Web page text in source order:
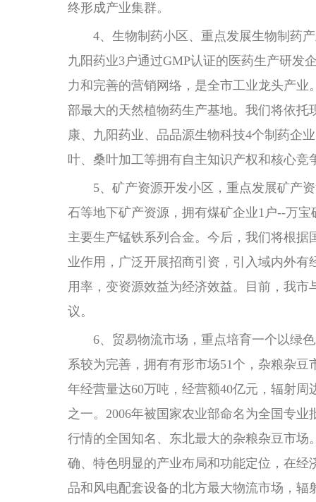
终形成产业集群。
4、生物制药小区、重点发展生物制药产
九阳药业3户通过GMP认证的医药生产研发
力和完善的营销网络，是全市工业龙头产
部最大的天然植物药生产基地。我们将依
康、九阳药业、品品源生物科技4个制药企
叶、桑叶加工等拥有自主知识产权和核心
5、矿产资源开发小区，重点发展矿产资
石等地下矿产资源，拥有煤矿企业1户--万
主要生产锰铁系列合金。今后，我们将根
业作用，广泛开展招商引资，引入域内外
用率，变资源效益为经济效益。目前，我
议。
6、贸易物流市场，重点培育一个以绿色
系较为完善，拥有有形市场51个，杂粮杂
年经营量达60万吨，经营额40亿元，辐射
之一。2006年被国家农业部命名为全国专
行情的全国知名、东北最大的杂粮杂豆市
确、特色明显的产业布局和功能定位，在
品和风电配套设备的北方最大物流市场，